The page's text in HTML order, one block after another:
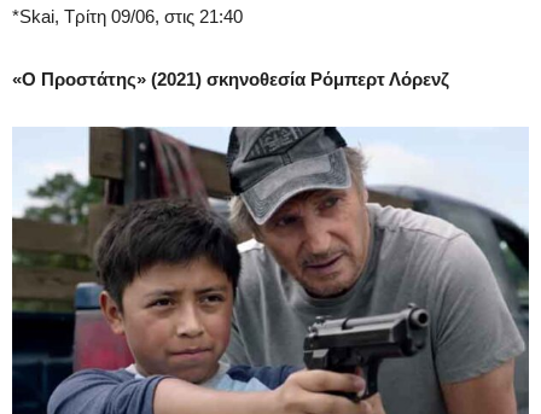
*Skai, Τρίτη 09/06, στις 21:40
«Ο Προστάτης» (2021) σκηνοθεσία Ρόμπερτ Λόρενζ